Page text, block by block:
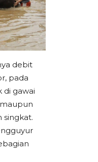
debit
pada
di gawai
singkat.